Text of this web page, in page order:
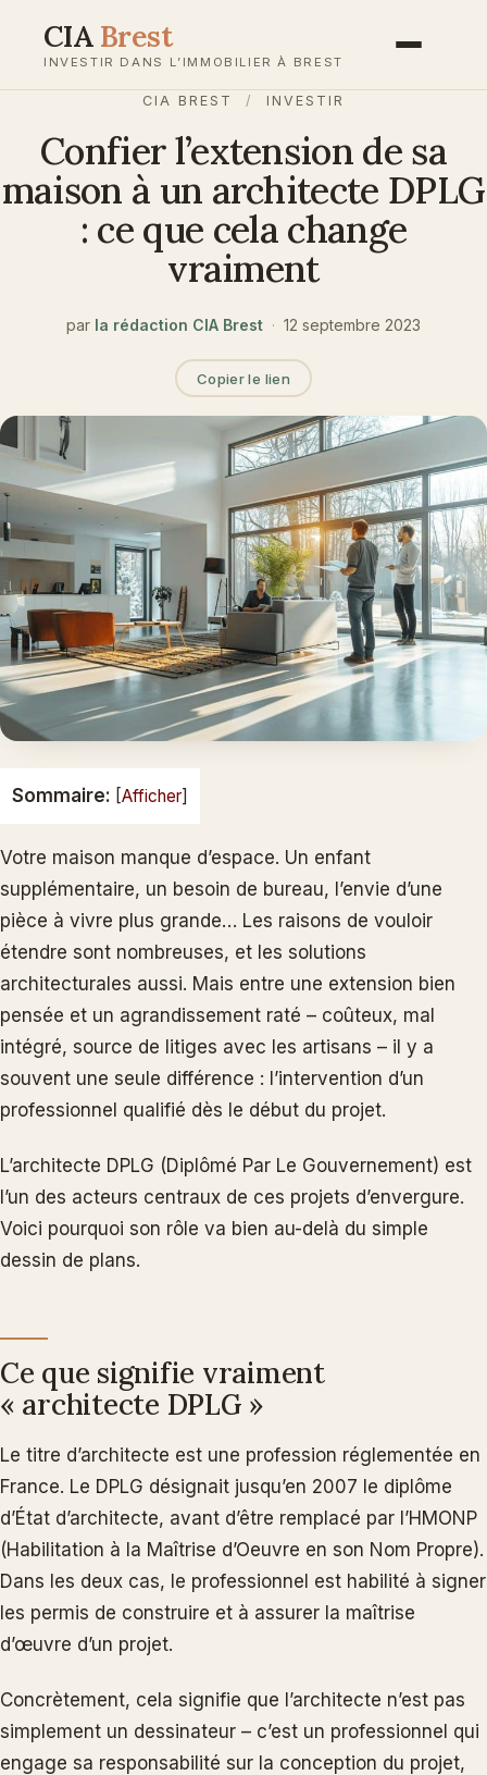
CIA Brest
INVESTIR DANS L’IMMOBILIER À BREST
CIA BREST / INVESTIR
Confier l’extension de sa
maison à un architecte DPLG
: ce que cela change
vraiment
par la rédaction CIA Brest · 12 septembre 2023
Copier le lien
Sommaire: [Afficher]
Votre maison manque d’espace. Un enfant
supplémentaire, un besoin de bureau, l’envie d’une
pièce à vivre plus grande… Les raisons de vouloir
étendre sont nombreuses, et les solutions
architecturales aussi. Mais entre une extension bien
pensée et un agrandissement raté – coûteux, mal
intégré, source de litiges avec les artisans – il y a
souvent une seule différence : l’intervention d’un
professionnel qualifié dès le début du projet.
L’architecte DPLG (Diplômé Par Le Gouvernement) est
l’un des acteurs centraux de ces projets d’envergure.
Voici pourquoi son rôle va bien au-delà du simple
dessin de plans.
Ce que signifie vraiment
« architecte DPLG »
Le titre d’architecte est une profession réglementée en
France. Le DPLG désignait jusqu’en 2007 le diplôme
d’État d’architecte, avant d’être remplacé par l’HMONP
(Habilitation à la Maîtrise d’Oeuvre en son Nom Propre).
Dans les deux cas, le professionnel est habilité à signer
les permis de construire et à assurer la maîtrise
d’œuvre d’un projet.
Concrètement, cela signifie que l’architecte n’est pas
simplement un dessinateur – c’est un professionnel qui
engage sa responsabilité sur la conception du projet,